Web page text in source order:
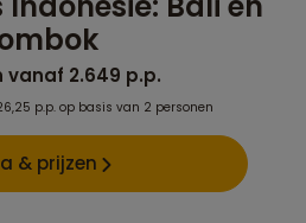
vanaf 2.649 p.p.
p.p. op basis van 2 personen
& prijzen